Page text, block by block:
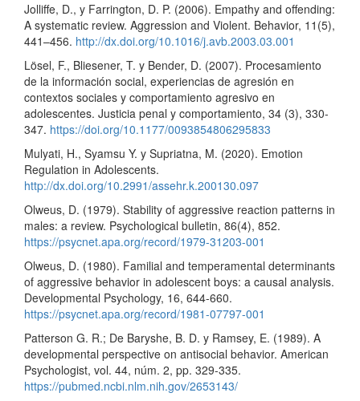
Jolliffe, D., y Farrington, D. P. (2006). Empathy and offending:
A systematic review. Aggression and Violent. Behavior, 11(5),
441–456. http://dx.doi.org/10.1016/j.avb.2003.03.001
Lösel, F., Bliesener, T. y Bender, D. (2007). Procesamiento
de la información social, experiencias de agresión en
contextos sociales y comportamiento agresivo en
adolescentes. Justicia penal y comportamiento, 34 (3), 330-
347. https://doi.org/10.1177/0093854806295833
Mulyati, H., Syamsu Y. y Supriatna, M. (2020). Emotion
Regulation in Adolescents.
http://dx.doi.org/10.2991/assehr.k.200130.097
Olweus, D. (1979). Stability of aggressive reaction patterns in
males: a review. Psychological bulletin, 86(4), 852.
https://psycnet.apa.org/record/1979-31203-001
Olweus, D. (1980). Familial and temperamental determinants
of aggressive behavior in adolescent boys: a causal analysis.
Developmental Psychology, 16, 644-660.
https://psycnet.apa.org/record/1981-07797-001
Patterson G. R.; De Baryshe, B. D. y Ramsey, E. (1989). A
developmental perspective on antisocial behavior. American
Psychologist, vol. 44, núm. 2, pp. 329-335.
https://pubmed.ncbi.nlm.nih.gov/2653143/